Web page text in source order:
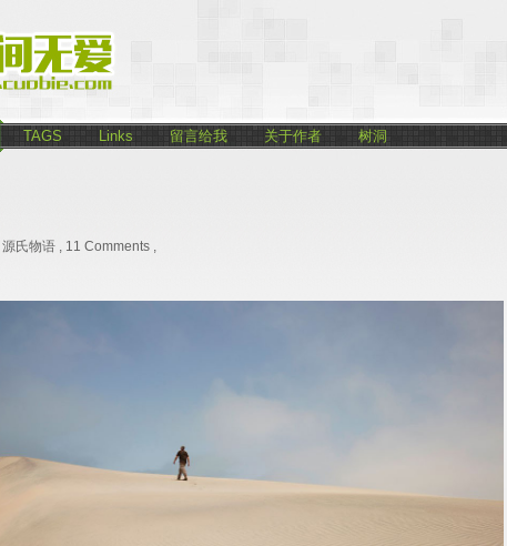
TAGS Links 留言给我 关于作者 树洞
源氏物语 , 11 Comments ,